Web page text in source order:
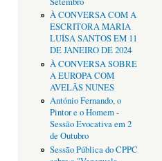
À CONVERSA COM A
ESCRITORA MARIA
LUÍSA SANTOS EM 11
DE JANEIRO DE 2024
À CONVERSA SOBRE
A EUROPA COM
AVELÃS NUNES
António Fernando, o
Pintor e o Homem -
Sessão Evocativa em 2
de Outubro
Sessão Pública do CPPC